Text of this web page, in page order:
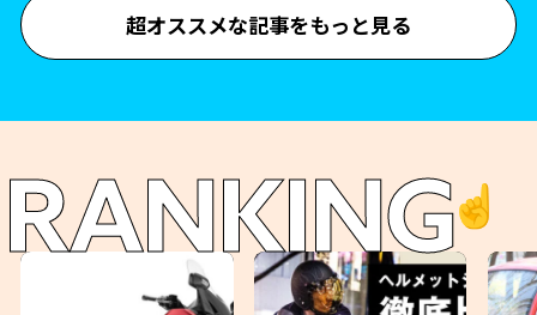
超オススメな記事をもっと見る
RANKING☝️